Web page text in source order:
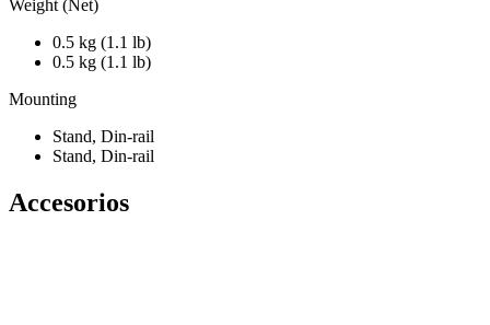
Weight (Net)
0.5 kg (1.1 lb)
0.5 kg (1.1 lb)
Mounting
Stand, Din-rail
Stand, Din-rail
Accesorios